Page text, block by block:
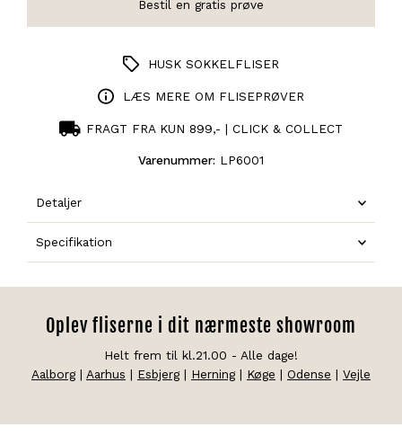
HUSK SOKKELFLISER
LÆS MERE OM FLISEPRØVER
FRAGT FRA KUN 899,- | CLICK & COLLECT
Varenummer: LP6001
Detaljer
Specifikation
Oplev fliserne i dit nærmeste showroom
Helt frem til kl.21.00 - Alle dage!
Aalborg| Aarhus | Esbjerg| Herning| Køge | Odense | Vejle